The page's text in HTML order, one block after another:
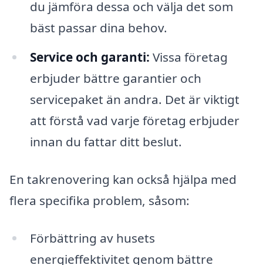
du jämföra dessa och välja det som
bäst passar dina behov.
Service och garanti: Vissa företag
erbjuder bättre garantier och
servicepaket än andra. Det är viktigt
att förstå vad varje företag erbjuder
innan du fattar ditt beslut.
En takrenovering kan också hjälpa med
flera specifika problem, såsom:
Förbättring av husets
energieffektivitet genom bättre